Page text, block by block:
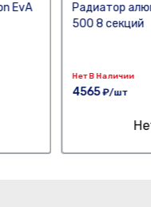
EvA
Радиатор
500 8 секций
Нет В Наличии
4565₽/шт